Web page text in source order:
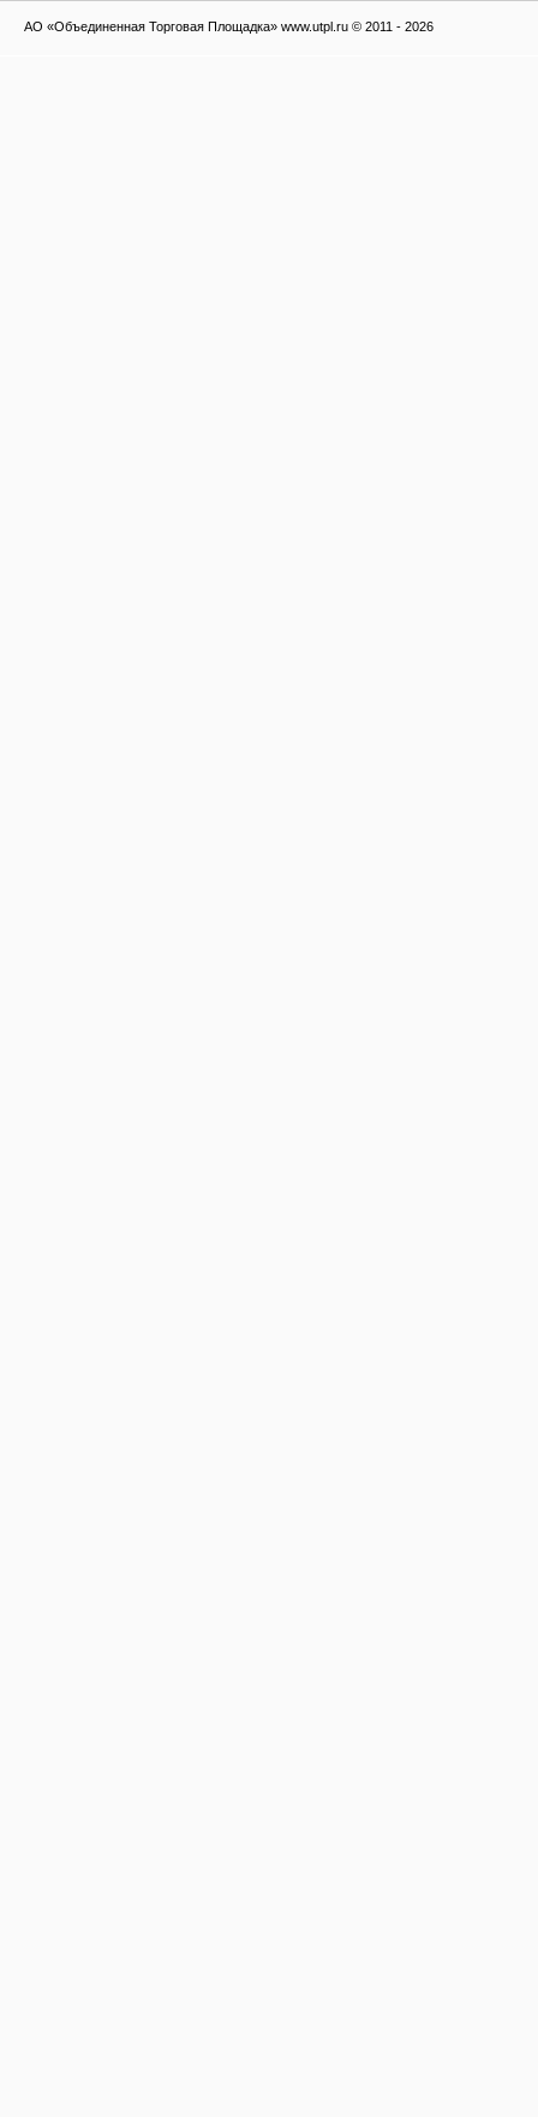
АО «Объединенная Торговая Площадка» www.utpl.ru © 2011 - 2026